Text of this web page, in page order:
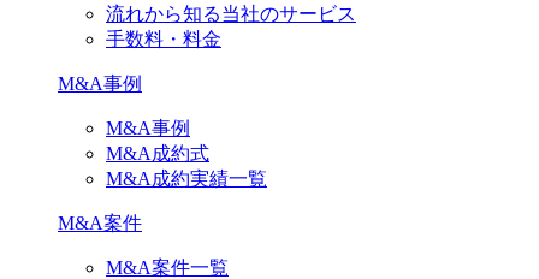
流れから知る当社のサービス
手数料・料金
M&A事例
M&A事例
M&A成約式
M&A成約実績一覧
M&A案件
M&A案件一覧